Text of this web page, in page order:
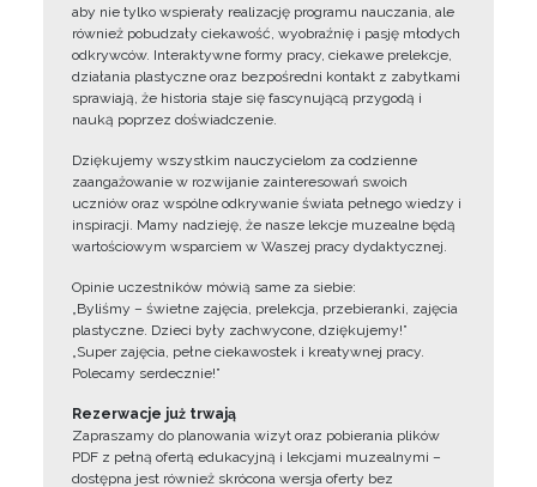
aby nie tylko wspierały realizację programu nauczania, ale
również pobudzały ciekawość, wyobraźnię i pasję młodych
odkrywców. Interaktywne formy pracy, ciekawe prelekcje,
działania plastyczne oraz bezpośredni kontakt z zabytkami
sprawiają, że historia staje się fascynującą przygodą i
nauką poprzez doświadczenie.
Dziękujemy wszystkim nauczycielom za codzienne
zaangażowanie w rozwijanie zainteresowań swoich
uczniów oraz wspólne odkrywanie świata pełnego wiedzy i
inspiracji. Mamy nadzieję, że nasze lekcje muzealne będą
wartościowym wsparciem w Waszej pracy dydaktycznej.
Opinie uczestników mówią same za siebie:
„Byliśmy – świetne zajęcia, prelekcja, przebieranki, zajęcia
plastyczne. Dzieci były zachwycone, dziękujemy!”
„Super zajęcia, pełne ciekawostek i kreatywnej pracy.
Polecamy serdecznie!”
Rezerwacje już trwają
Zapraszamy do planowania wizyt oraz pobierania plików
PDF z pełną ofertą edukacyjną i lekcjami muzealnymi –
dostępna jest również skrócona wersja oferty bez